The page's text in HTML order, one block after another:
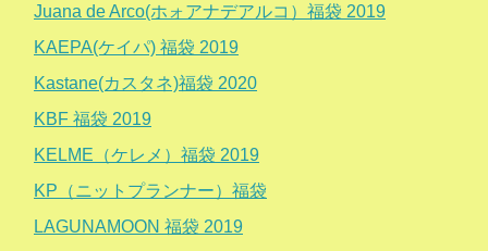
Juana de Arco(ホォアナデアルコ）福袋 2019
KAEPA(ケイパ) 福袋 2019
Kastane(カスタネ)福袋 2020
KBF 福袋 2019
KELME（ケレメ）福袋 2019
KP（ニットプランナー）福袋
LAGUNAMOON 福袋 2019